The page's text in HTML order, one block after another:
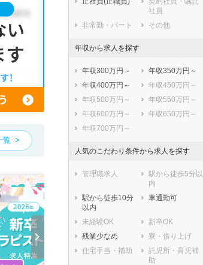
い。
覧
藤沢市
小田原市
茅ヶ崎市
逗子市
大和市
伊勢原市
海老名市
座間市
南足柄市
綾瀬市
三浦郡葉山町
高座郡寒川町
中郡大磯町
足柄上郡開成町
足柄下郡箱根町
足柄下郡湯河原
町
愛甲郡愛川町
社員
非常勤・パート
その他
年収から求人を探す
年収300万円～
年収350万円～
年収400万円～
年収450万円～
年収500万円～
年収550万円～
年収600万円～
年収650万円～
年収700万円～
人気のこだわり条件から求人を探す
管理職求人
駅から徒歩5分以
内
駅から徒歩10分
以内
車通勤可
未経験OK
新卒OK
残業少なめ
寮・借り上げ
住宅手当・補助
託児所・育児補
助